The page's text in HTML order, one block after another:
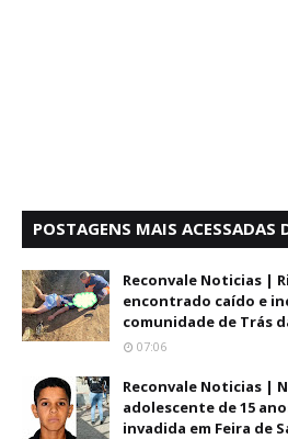
POSTAGENS MAIS ACESSADAS
Reconvale Noticias |
encontrado caído e
comunidade de Trás
07:06
Reconvale Noticias |
adolescente de 15
invadida em Feira de